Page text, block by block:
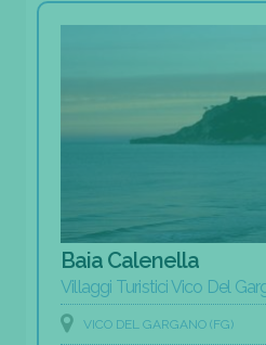
Baia Calenella
Villaggi Turistici Vico Del
VICO DEL GARGANO (FG)